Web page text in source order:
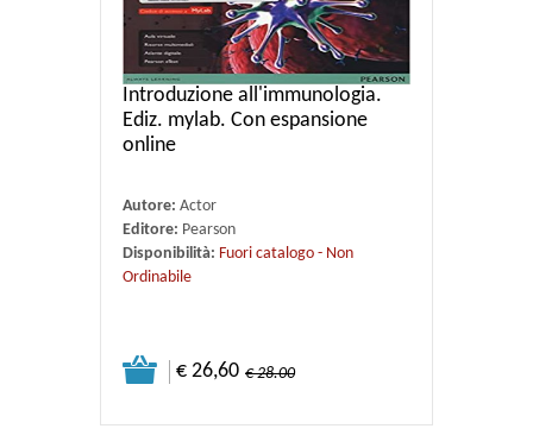
Introduzione all'immunologia.
Ediz. mylab. Con espansione
online
Autore: Actor
Editore: Pearson
Disponibilità: Fuori catalogo - Non
Ordinabile
€ 26,60 € 28.00